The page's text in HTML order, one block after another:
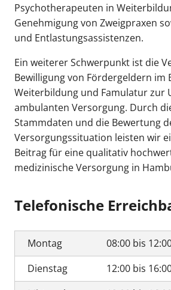
Psychotherapeuten in
Genehmigung von Zweigpraxen
und Entlastungsassistenzen.
Ein weiterer Schwerpunkt ist die
Bewilligung von Fördergeldern im
Weiterbildung und Famulatur zur
ambulanten Versorgung. Durch
Stammdaten und die Bewertung
Versorgungssituation leisten wir
Beitrag für eine qualitativ
medizinische Versorgung in
Telefonische
Montag
08:00 bis
Dienstag
12:00 bis